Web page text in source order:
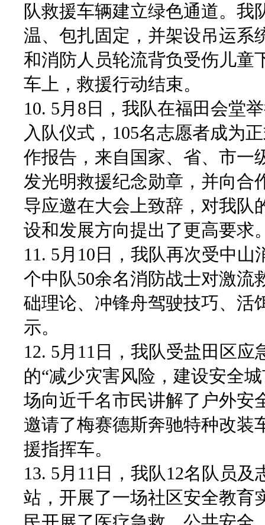
队救援车辆建立绿色通道。我
温、包扎固定，并架设吊运系
和消防人员轮流背负受伤儿童
车上，救援行动结束。
10. 5月8日，我队在福田会堂
入队仪式，105名志愿者成为
作报告，来自国家、省、市一
发光明救援纪念勋章，并向合
导应邀在大会上致辞，对我队
设和发展方向提出了更高要求
11. 5月10日，我队再次受中
个中队50余名消防战士对激流
础理论、冲锋舟驾驶技巧、活
示。
12. 5月11日，我队受盐田区
的“减少灾害风险，建设安全
场向近千名市民讲解了户外安
邀请了梅赛德斯奔驰特种改装
援指挥车。
13. 5月11日，我队12名队员
站，开展了一场社区安全教育